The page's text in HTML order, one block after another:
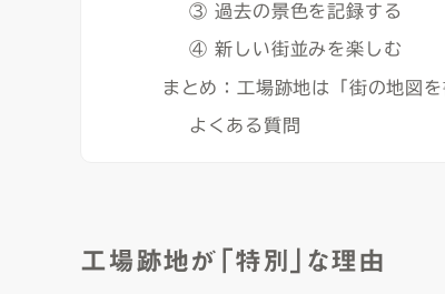
③ 過去の景色を記録する
④ 新しい街並みを楽しむ
まとめ：工場跡地は「街の地図
よくある質問
工場跡地が「特別」な理由